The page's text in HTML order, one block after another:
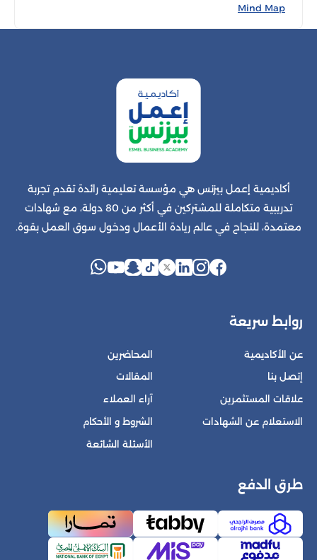
Mind Map
أكاديمية إعمل بيزنس هي مؤسسة تعليمية رائدة تقدم تجربة
تدريبية متكاملة للمشتركين في أكثر من 80 دولة، مع شهادات
معتمدة، للنجاح في عالم ريادة الأعمال ودخول سوق العمل بقوة.
روابط سريعة
عن الأكاديمية
إتصل بنا
علاقات المستثمرين
الاستعلام عن الشهادات
المحاضرين
المقالات
آراء العملاء
الشروط و الأحكام
الأسئلة الشائعة
طرق الدفع